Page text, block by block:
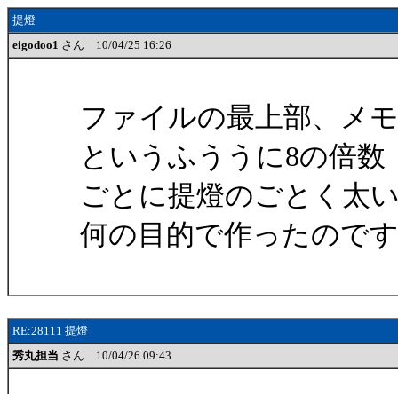
提燈
eigodoo1 さん 10/04/25 16:26
ファイルの最上部、メ
というふううに8の倍数
ごとに提燈のごとく太
何の目的で作ったので
RE:28111 提燈
秀丸担当 さん 10/04/26 09:43